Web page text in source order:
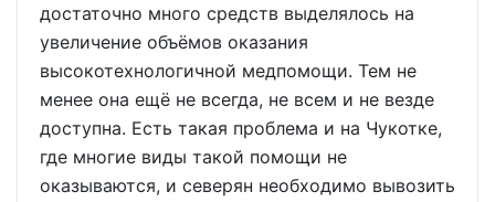
достаточно много средств выделялось на
увеличение объёмов оказания
высокотехнологичной медпомощи. Тем не
менее она ещё не всегда, не всем и не везде
доступна. Есть такая проблема и на Чукотке,
где многие виды такой помощи не
оказываются, и северян необходимо вывозить